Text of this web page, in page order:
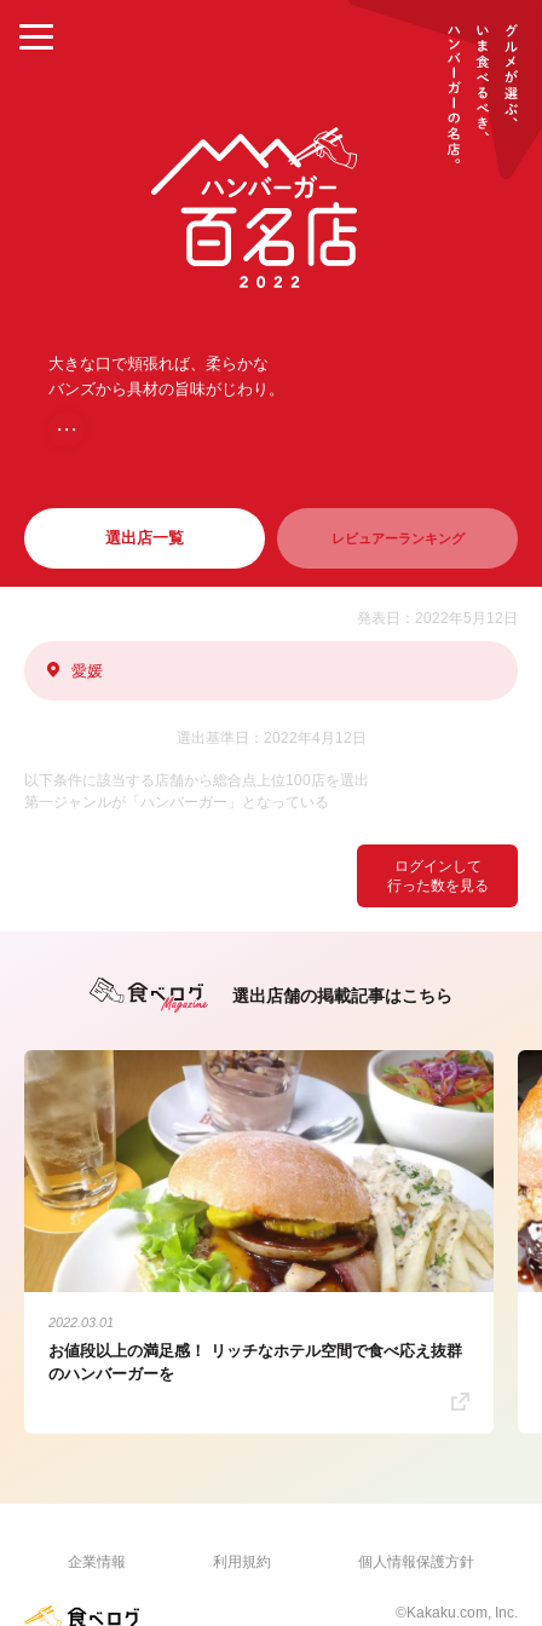
大きな口で頬張れば、柔らかな
バンズから具材の旨味がじわり。
・・・
選出店一覧 レビュアーランキング
ログインして
行った数を見る
発表日：2022年5月12日
愛媛
選出基準日：2022年4月12日
以下条件に該当する店舗から総合点上位100店を選出
第一ジャンルが「ハンバーガー」となっている
選出店舗の掲載記事はこちら
2022.03.01
お値段以上の満足感！ リッチなホテル空間で食べ応え抜群
のハンバーガーを
企業情報 利用規約 個人情報保護方針
©Kakaku.com, Inc.